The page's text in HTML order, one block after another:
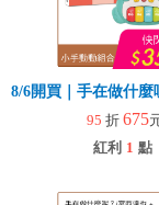
8/6開買｜手在做什
95 折 675
紅利 1 點